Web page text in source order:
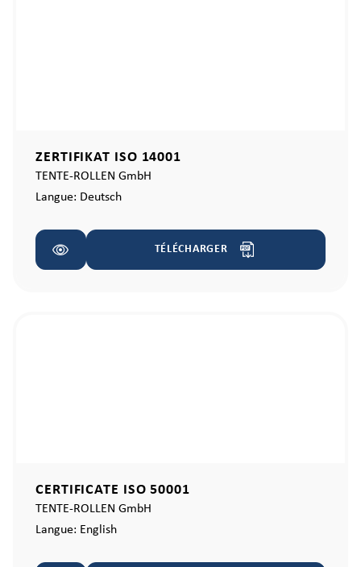
ZERTIFIKAT ISO 14001
TENTE-ROLLEN GmbH
Langue: Deutsch
TÉLÉCHARGER
CERTIFICATE ISO 50001
TENTE-ROLLEN GmbH
Langue: English